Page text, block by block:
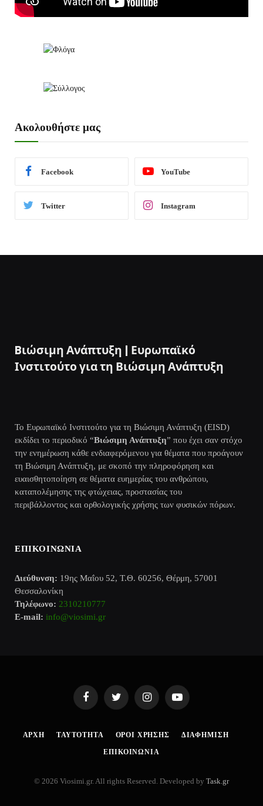
Ακολουθήστε μας
Facebook YouTube
Twitter Instagram
Bιώσιμη Ανάπτυξη | Ευρωπαϊκό
Ινστιτούτο για τη Βιώσιμη Ανάπτυξη
Το Ευρωπαϊκό Ινστιτούτο για τη Βιώσιμη Ανάπτυξη (EISD)
εκδίδει το περιοδικό “Βιώσιμη Ανάπτυξη” που έχει σαν στόχο
την ενημέρωση κάθε ενδιαφερόμενου για θέματα που προάγουν
τη Βιώσιμη Ανάπτυξη, με σκοπό την πληροφόρηση και
ευαισθητοποίηση σε θέματα ευημερίας του ανθρώπου,
καταπολέμησης της φτώχειας, προστασίας του
περιβάλλοντος και ορθολογικής χρήσης των φυσικών πόρων.
ΕΠΙΚΟΙΝΩΝΙΑ
Διεύθυνση: 19ης Μαΐου 52, Τ.Θ. 60256, Θέρμη, 57001
Θεσσαλονίκη
Τηλέφωνο: 2310210777
E-mail: info@viosimi.gr
FacebookTwitter InstagramYouTube
AΡΧΉ ΤΑΥΤΌΤΗΤΑ ΌΡΟΙ ΧΡΉΣΗΣ ΔΙΑΦΉΜΙΣΗ
ΕΠΙΚΟΙΝΩΝΊΑ
© 2026 Viosimi.gr. All rights Reserved. Developed by Task.gr